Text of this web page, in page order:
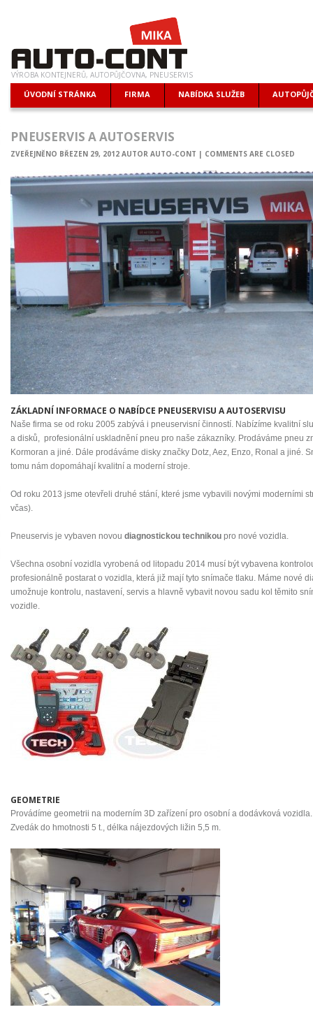
VÝROBA KONTEJNERŮ, AUTOPŮJČOVNA, PNEUSERVIS
ÚVODNÍ STRÁNKA FIRMA NABÍDKA SLUŽEB
PNEUSERVIS A AUTOSERVIS
ZVEŘEJNĚNO BŘEZEN 29, 2012 AUTOR AUTO-CONT | COMMENTS ARE CLOSED
ZÁKLADNÍ INFORMACE O NABÍDCE PNEUSERVISU A AUTOSERVISU
Naše firma se od roku 2005 zabývá i pneuservisní činností. Nabízíme kvalitní
a disků, profesionální uskladnění pneu pro naše zákazníky. Prodáváme pneu
Kormoran a jiné. Dále prodáváme disky značky Dotz, Aez, Enzo, Ronal a jiné.
tomu nám dopomáhají kvalitní a moderní stroje.
Od roku 2013 jsme otevřeli druhé stání, které jsme vybavili novými moderními
včas).
Pneuservis je vybaven novou diagnostickou technikou pro nové vozidla.
Všechna osobní vozidla vyrobená od litopadu 2014 musí být vybavena
profesionálně postarat o vozidla, která již mají tyto snímače tlaku. Máme nové
umožnuje kontrolu, nastavení, servis a hlavně vybavit novou sadu kol těmito
vozidle.
GEOMETRIE
Provádíme geometrii na moderním 3D zařízení pro osobní a dodávková vozidla.
Zvedák do hmotnosti 5 t., délka nájezdových ližin 5,5 m.